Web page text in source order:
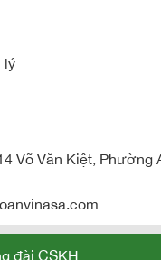
lý
Võ Văn Kiệt, Phường
đài CSKH